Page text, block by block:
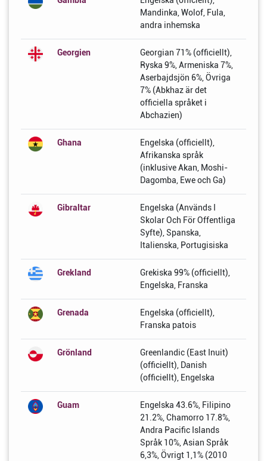
Mandinka, Wolof, Fula,
andra inhemska
Georgien
Georgian 71% (officiellt),
Ryska 9%, Armeniska 7%,
Aserbajdsjön 6%, Övriga
7% (Abkhaz är det
officiella språket i
Abchazien)
Ghana
Engelska (officiellt),
Afrikanska språk
(inklusive Akan, Moshi-
Dagomba, Ewe och Ga)
Gibraltar
Engelska (Används I
Skolar Och För Offentliga
Syfte), Spanska,
Italienska, Portugisiska
Grekland
Grekiska 99% (officiellt),
Engelska, Franska
Grenada
Engelska (officiellt),
Franska patois
Grönland
Greenlandic (East Inuit)
(officiellt), Danish
(officiellt), Engelska
Guam
Engelska 43.6%, Filipino
21.2%, Chamorro 17.8%,
Andra Pacific Islands
Språk 10%, Asian Språk
6,3%, Övrigt 1,1% (2010